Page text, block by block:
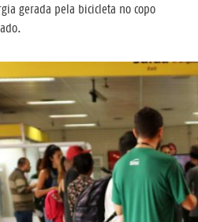
gerada pela bicicleta no copo